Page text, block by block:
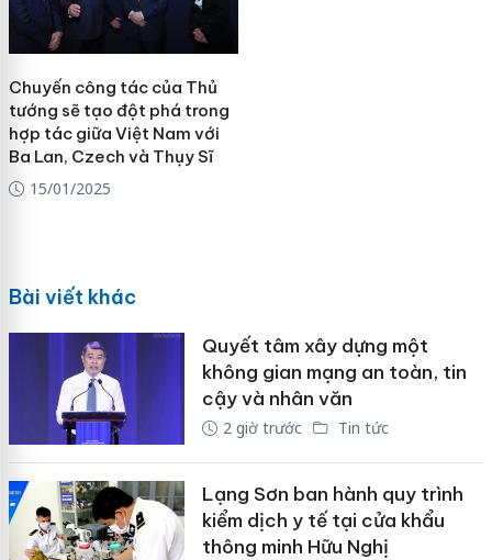
Chuyến công tác của Thủ
tướng sẽ tạo đột phá trong
hợp tác giữa Việt Nam với
Ba Lan, Czech và Thụy Sĩ
15/01/2025
Bài viết khác
Quyết tâm xây dựng một
không gian mạng an toàn, tin
cậy và nhân văn
2 giờ trước Tin tức
Lạng Sơn ban hành quy trình
kiểm dịch y tế tại cửa khẩu
thông minh Hữu Nghị